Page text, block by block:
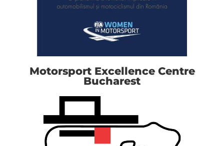
Motorsport Excellence Centre
Bucharest